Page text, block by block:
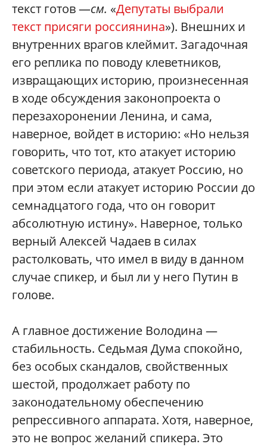
текст готов —см. «Депутаты выбрали
текст присяги россиянина»). Внешних и
внутренних врагов клеймит. Загадочная
его реплика по поводу клеветников,
извращающих историю, произнесенная
в ходе обсуждения законопроекта о
перезахоронении Ленина, и сама,
наверное, войдет в историю: «Но нельзя
говорить, что тот, кто атакует историю
советского периода, атакует Россию, но
при этом если атакует историю России до
семнадцатого года, что он говорит
абсолютную истину». Наверное, только
верный Алексей Чадаев в силах
растолковать, что имел в виду в данном
случае спикер, и был ли у него Путин в
голове.
А главное достижение Володина —
стабильность. Седьмая Дума спокойно,
без особых скандалов, свойственных
шестой, продолжает работу по
законодательному обеспечению
репрессивного аппарата. Хотя, наверное,
это не вопрос желаний спикера. Это